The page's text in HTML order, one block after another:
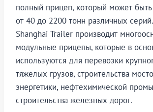
полный прицеп, который может
от 40 до 2200 тонн различных серий.
Shanghai Trailer производит
модульные прицепы, которые в
используются для перевозки
тяжелых грузов, строительства
энергетики, нефтехимической
строительства железных дорог.